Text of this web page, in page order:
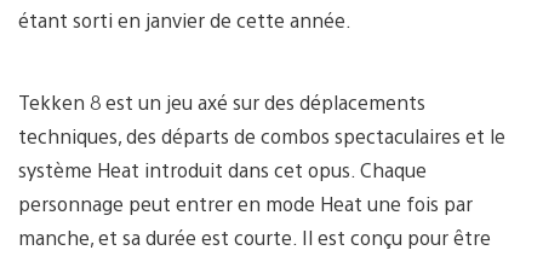
étant sorti en janvier de cette année.
Tekken 8 est un jeu axé sur des déplacements
techniques, des départs de combos spectaculaires et le
système Heat introduit dans cet opus. Chaque
personnage peut entrer en mode Heat une fois par
manche, et sa durée est courte. Il est conçu pour être